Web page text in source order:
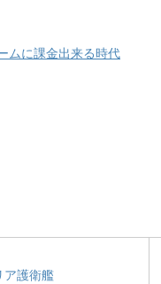
ムに課金出来る時代
ア護衛艦